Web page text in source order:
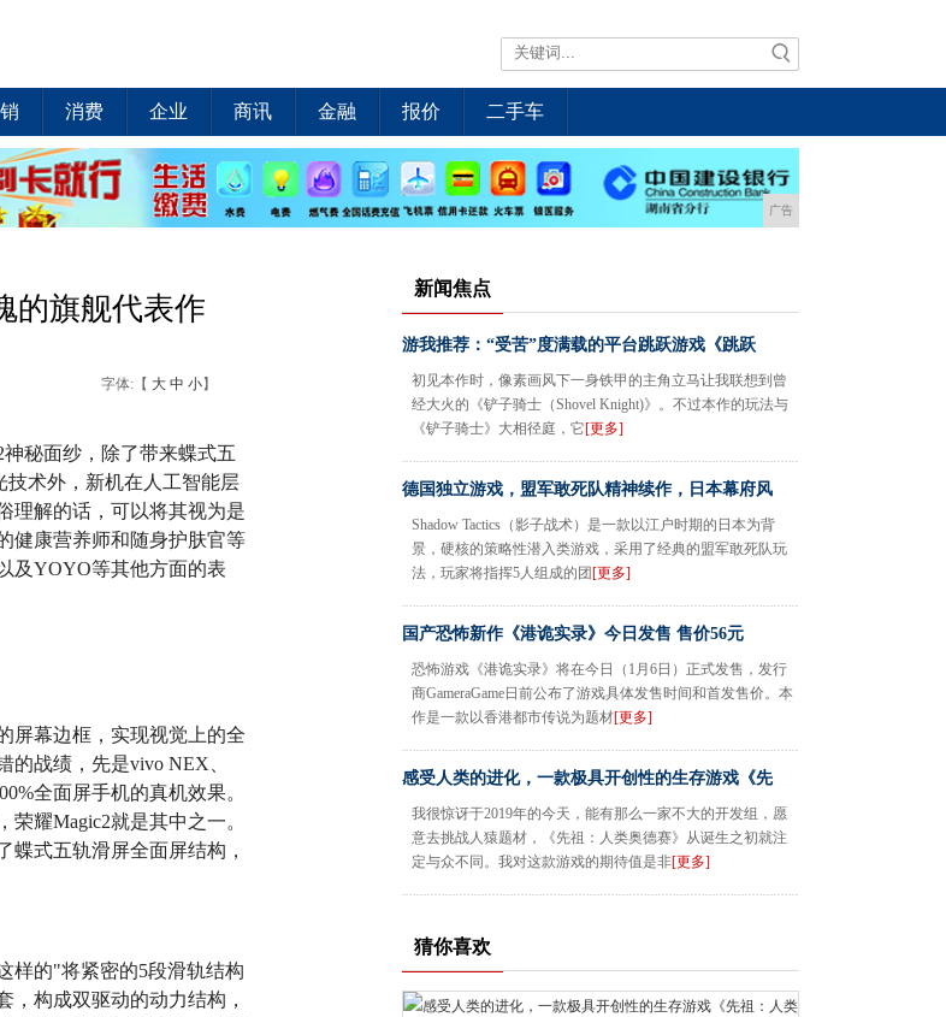
消费 企业 商讯 金融 报价 二手车
广告
的旗舰代表作
字体:【 大 中 小】
秘面纱，除了带来蝶式五
技术外，新机在人工智能层
理解的话，可以将其视为是
健康营养师和随身护肤官等
及YOYO等其他方面的表
幕边框，实现视觉上的全
战绩，先是vivo NEX、
全面屏手机的真机效果。
耀Magic2就是其中之一。
蝶式五轨滑屏全面屏结构，
样的"将紧密的5段滑轨结构
构成双驱动的动力结构，
新闻焦点
游我推荐：“受苦”度满载的平台跳跃游戏《跳跃
初见本作时，像素画风下一身铁甲的主角立马让我联想到曾
经大火的《铲子骑士（Shovel Knight)》。不过本作的玩法与
《铲子骑士》大相径庭，它[更多]
德国独立游戏，盟军敢死队精神续作，日本幕府风
Shadow Tactics（影子战术）是一款以江户时期的日本为背
景，硬核的策略性潜入类游戏，采用了经典的盟军敢死队玩
法，玩家将指挥5人组成的团 [更多]
国产恐怖新作《港诡实录》今日发售 售价56元
恐怖游戏《港诡实录》将在今日（1月6日）正式发售，发行
商GameraGame日前公布了游戏具体发售时间和首发售价。本
作是一款以香港都市传说为题材[更多]
感受人类的进化，一款极具开创性的生存游戏《先
我很惊讶于2019年的今天，能有那么一家不大的开发组，愿
意去挑战人猿题材，《先祖：人类奥德赛》从诞生之初就注
定与众不同。我对这款游戏的期待值是非[更多]
猜你喜欢